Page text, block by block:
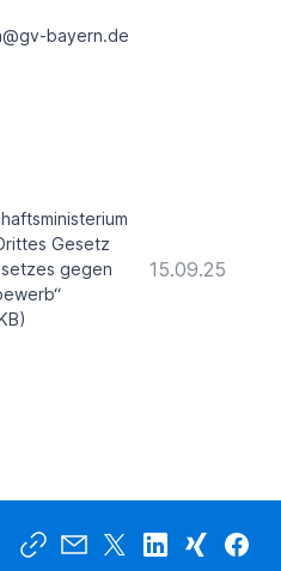
bayern.de
Gesetz
gegen
15.09.25